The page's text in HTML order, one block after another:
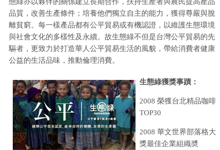
品質，改善生產條件；培養他們獨立自主的能力，獲得尊嚴與脫
離貧窮。每一樣產品都有公平貿易或有機認證，以維護生態環境
與社會文化的多樣性及永續。故生態綠不但是台灣公平貿易的先
驅者，更致力於打造華人公平貿易生活的風貌，帶給消費者健康
公益的生活品味，推動倫理消費。
生態綠獲獎事蹟：
2008 榮獲台北精品咖啡
TOP30
2008 華文世界部落格大
獎最佳企業組織奬